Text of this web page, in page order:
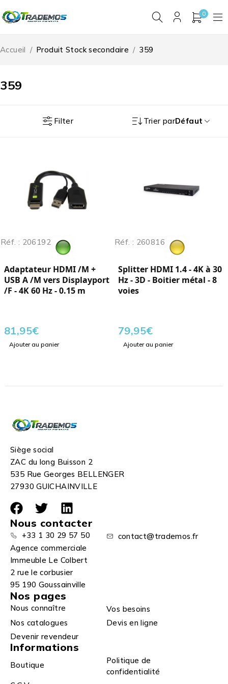
0
359
Accueil / Produit Stock secondaire / 359
Filter Trier parDéfaut
Réf. : 206192
Adaptateur HDMI /M +
USB A /M vers Displayport
/F - 4K 60 Hz - 0.15 m
81,95€
Ajouter au panier
Réf. : 260816
Splitter HDMI 1.4 - 4K à 30
Hz - 3D - Boitier métal - 8
voies
79,95€
Ajouter au panier
Siège social
ZAC du long Buisson 2
535 Rue Georges BELLENGER
27930 GUICHAINVILLE
Nous contacter
+33 1 30 29 57 50
contact@trademos.fr
Agence commerciale
Immeuble Le Colbert
2 rue le corbusier
95 190 Goussainville
Nos pages
Nous connaître
Vos besoins
Nos catalogues
Devis en ligne
Devenir revendeur
Informations
Boutique
Politique de
confidentialité